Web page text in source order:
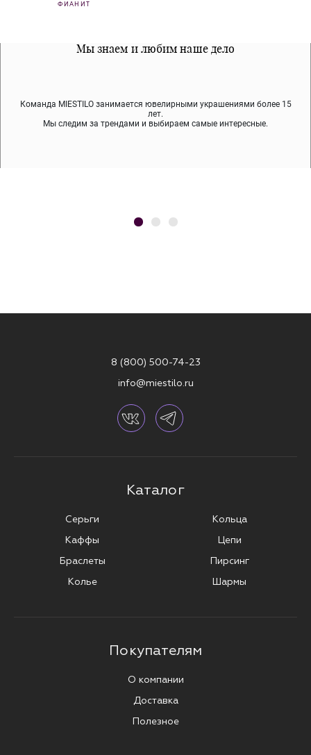
ФИАНИТ
Мы знаем и любим наше дело
Команда MIESTILO занимается ювелирными украшениями более 15
лет.
Мы следим за трендами и выбираем самые интересные.
Все наши материалы гипоалергенны
Мы используем покрытие (родий, ювелирный сплав), которое не
содержит никеля и свинца — это исключает аллергию.
Примерка перед покупкой
Во время доставки спокойно примеряйте украшения, выбирайте те,
что вам нравятся, остальные заберёт курьер.
8 (800) 500-74-23
info@miestilo.ru
Каталог
Серьги
Каффы
Браслеты
Колье
Кольца
Цепи
Пирсинг
Шармы
Покупателям
О компании
Доставка
Полезное